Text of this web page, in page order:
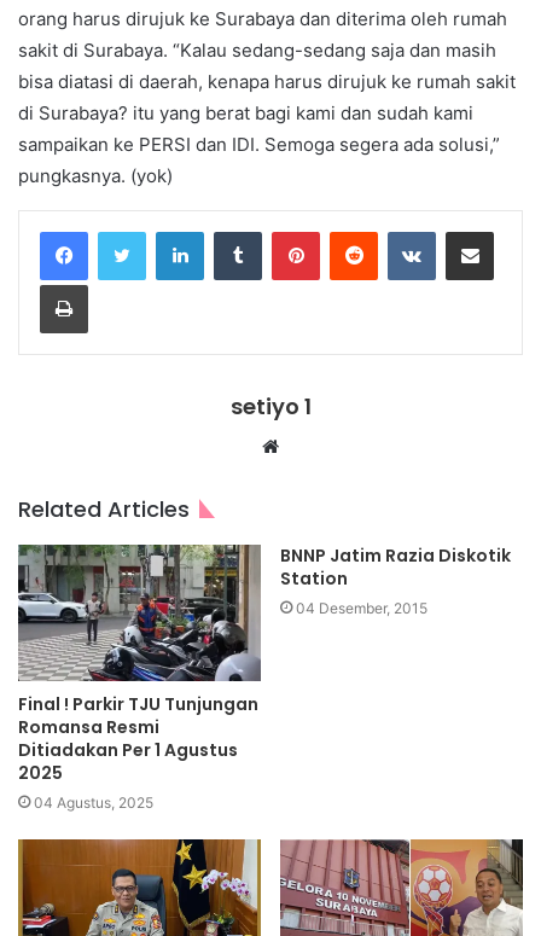
orang harus dirujuk ke Surabaya dan diterima oleh rumah
sakit di Surabaya. “Kalau sedang-sedang saja dan masih
bisa diatasi di daerah, kenapa harus dirujuk ke rumah sakit
di Surabaya? itu yang berat bagi kami dan sudah kami
sampaikan ke PERSI dan IDI. Semoga segera ada solusi,”
pungkasnya. (yok)
LinkedInTumblr PinterestReddit VKontakteShare via Email
Print
setiyo 1
Website
Related Articles
Final ! Parkir TJU Tunjungan
Romansa Resmi
Ditiadakan Per 1 Agustus
2025
04 Agustus, 2025
BNNP Jatim Razia Diskotik
Station
04 Desember, 2015